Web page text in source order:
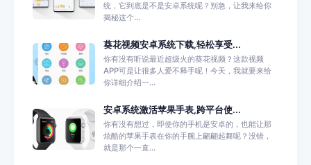
统，它到底是不是安卓系统呢？别急，让我来给你
揭秘这个...
葵花视频安卓系统下载,轻松享受...
你有没有听说最近超级火的葵花视频？这款视频
APP可是让很多人爱不释手呢！今天，我就要来给
你详细介绍一...
安卓系统激活苹果手表,跨平台使...
你有没有想过，即使你的手机是安卓的，也能让那
炫酷的苹果手表在你的手腕上翩翩起舞呢？没错，
就是那个一直...